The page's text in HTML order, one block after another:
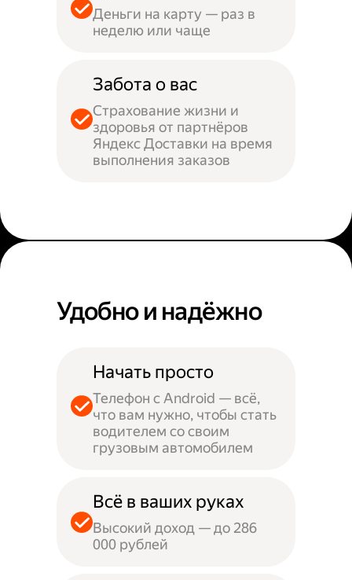
Деньги на карту — раз в
неделю или чаще
Забота о вас
Страхование жизни и
здоровья от партнёров
Яндекс Доставки на время
выполнения заказов
Удобно и надёжно
Начать просто
Телефон с Android — всё,
что вам нужно, чтобы стать
водителем со своим
грузовым автомобилем
Всё в ваших руках
Высокий доход — до 286
000 рублей